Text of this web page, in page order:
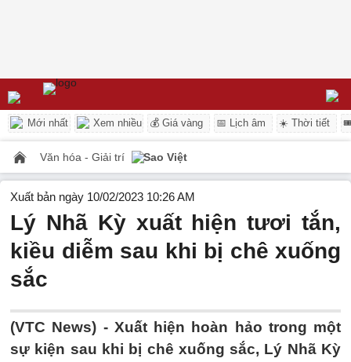
Mới nhất Xem nhiều 💰 Giá vàng 📅 Lịch âm ☀️ Thời tiết
Văn hóa - Giải trí Sao Việt
Xuất bản ngày 10/02/2023 10:26 AM
Lý Nhã Kỳ xuất hiện tươi tắn,
kiều diễm sau khi bị chê xuống
sắc
(VTC News) - Xuất hiện hoàn hảo trong một
sự kiện sau khi bị chê xuống sắc, Lý Nhã Kỳ